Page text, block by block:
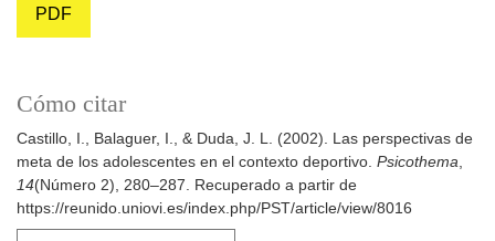
PDF
Cómo citar
Castillo, I., Balaguer, I., & Duda, J. L. (2002). Las perspectivas de
meta de los adolescentes en el contexto deportivo. Psicothema,
14(Número 2), 280–287. Recuperado a partir de
https://reunido.uniovi.es/index.php/PST/article/view/8016